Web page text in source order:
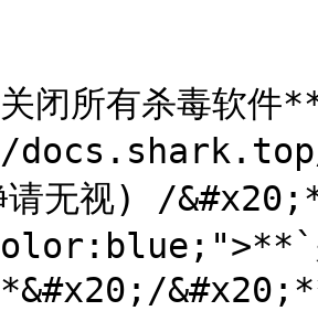
所有杀毒软件
请无视) /